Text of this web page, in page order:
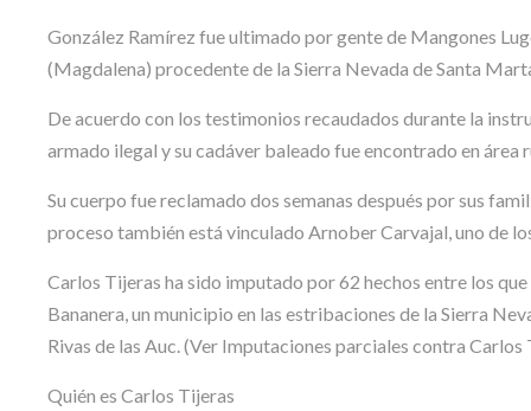
González Ramírez fue ultimado por gente de Mangones
(Magdalena) procedente de la Sierra Nevada de Santa
De acuerdo con los testimonios recaudados durante la
armado ilegal y su cadáver baleado fue encontrado en área
Su cuerpo fue reclamado dos semanas después por sus
proceso también está vinculado Arnober Carvajal, uno de
Carlos Tijeras ha sido imputado por 62 hechos entre los
Bananera, un municipio en las estribaciones de la Sierra
Rivas de las Auc. (Ver Imputaciones parciales contra Carlos
Quién es Carlos Tijeras